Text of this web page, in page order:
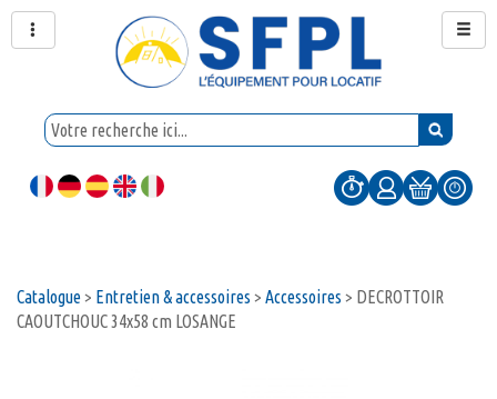
Catalogue> Entretien & accessoires > Accessoires > DECROTTOIR
CAOUTCHOUC 34x58 cm LOSANGE